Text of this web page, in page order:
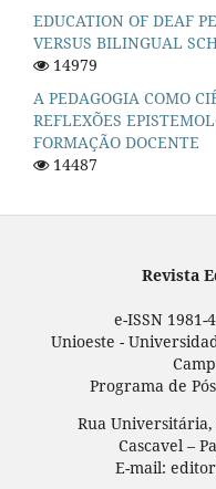
EDUCATION OF DEAF
VERSUS BILINGUAL
14979
A PEDAGOGIA COMO
REFLEXÕES
FORMAÇÃO DOCENTE
14487
Revista
e-ISSN
Unioeste -
Programa de
Rua
Cascavel –
E-mail: